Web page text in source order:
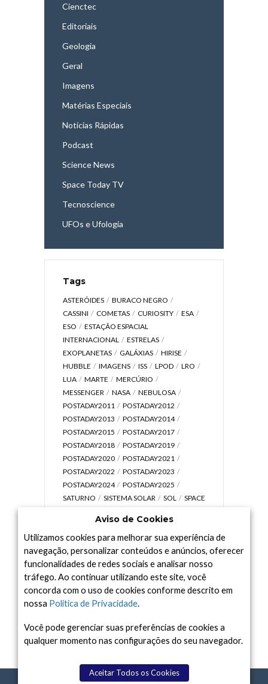
Cienctec
Editoriais
Geologia
Geral
Imagens
Matérias Especiais
Notícias Rápidas
Podcast
Science News
Space Today TV
Tecnoscience
UFOs e Ufologia
Tags
ASTERÓIDES
BURACO NEGRO
CASSINI
COMETAS CURIOSITY
ESA
ESO
ESTAÇÃO ESPACIAL
INTERNACIONAL
ESTRELAS
EXOPLANETAS
GALÁXIAS
HIRISE
HUBBLE
IMAGENS ISS LPOD
LRO
LUA
MARTE
MERCÚRIO
MESSENGER
NASA
NEBULOSA
POSTADAY2011
POSTADAY2012
POSTADAY2013
POSTADAY2014
POSTADAY2015
POSTADAY2017
POSTADAY2018
POSTADAY2019
POSTADAY2020
POSTADAY2021
POSTADAY2022
POSTADAY2023
POSTADAY2024
POSTADAY2025
SATURNO
SISTEMA SOLAR SOL
SPACE
UNIVERSO
VÍDEO
Arquivo
Arquivo
Aviso de Cookies
Utilizamos cookies para melhorar sua experiência de
navegação, personalizar conteúdos e anúncios, oferecer
funcionalidades de redes sociais e analisar nosso
tráfego. Ao continuar utilizando este site, você
concorda com o uso de cookies conforme descrito em
nossa Política de Privacidade.
Você pode gerenciar suas preferências de cookies a
qualquer momento nas configurações do seu navegador.
Aceitar Todos os Cookies